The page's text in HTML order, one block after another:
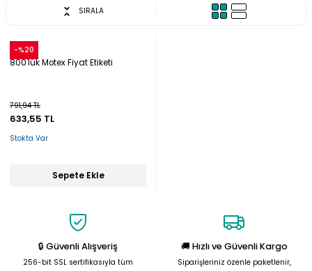
SIRALA
-%20
Snow
800'lük Motex Fiyat Etiketi
791,94 TL
633,55 TL
Stokta Var
Sepete Ekle
🔒 Güvenli Alışveriş
256-bit SSL sertifikasıyla tüm
🚚 Hızlı ve Güvenli Kargo
Siparişleriniz özenle paketlenir,